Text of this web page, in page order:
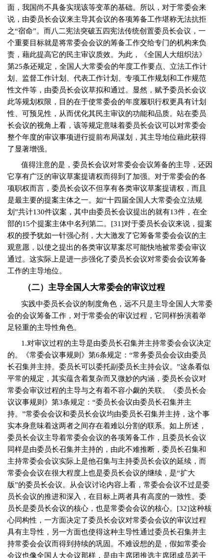
面，我国尚不具备实现该等变革的基础。所以，对于常委会来
说，由委员长会议来主导其会议的各项筹备工作堪称无法抗拒
之“宿命”。而八二宪法突破五四宪法传统创置委员长会议，一
个重要目标就是将常委会会议的筹备工作交给专门的机构来负
责，藉此提高它的民主审议质效。为此，《全国人大组织法》
第25条还规定，全国人大常委会的年度工作要点、立法工作计
划、监督工作计划、代表工作计划、专项工作规划和工作规范
性文件等，由委员长会议草拟和通过。显然，赋予委员长会议
此等规划权限，目的在于使常委会的年度履职行权更具有计划
性、可预见性，从而优化其民主审议的功能和品质。站在委员
长会议的视角上看，该等规定意味着委员长会议可以对常委会
整个年度的审议事项进行提前布局谋划，其主导地位藉此获得
了显著增强。
值得注意的是，委员长会议对常委会会议筹备的主导，还因
它享有广泛的审议草案提请权而得到了加强。对于常委会的各
项职权而言，委员长会议不但享有各类审议草案提请权，而且
是最主要的提案主体之一。如“十四届全国人大常委会立法规
划”共计130件议案，其中由委员长会议提出的就有13件，在全
部的15个提案主体中名列第二。 [31]对于委员长会议来说，提案
权的授予犹如一针强心剂，大大激发了它筹备常委会会议的主
观意愿，以使之提出的各类审议草案尽可能快地被常委会审议
通过。这实际上是进一步强化了委员长会议对常委会会议筹备
工作的主导地位。
（二）主导全国人大常委会的审议过程
实践中委员长会议的制度角色，远不只是主导全国人大常委
会的会议筹备工作，对于常委会的审议过程，它同样扮演着举
足轻重的主导性角色。
1.对审议过程的主导是由委员长召集并主持常委会会议决定
的。《常委会议事规则》第6条规定：“常务委员会会议由委员
长召集并主持。委员长可以委托副委员长主持会议。”这条看似
平常的规定，其实蕴含着复杂而又微妙的内涵，委员长会议对
常委会审议过程的主导与之有着不容小觑的关联。《委员长会
议议事规则》第3条规定：“委员长会议由委员长召集并主
持。”常委会会议和委员长会议均由委员长召集并主持，这个事
实本身意味着这两者之间存在着难以分割的联系。如上所述，
委员长会议主导着常委会会议的各项筹备工作，且委员长会议
同样是由委员长召集并主持的，由此不难推断，委员长召集和
主持常委会会议实际上是他召集与主持委员长会议的延续，而
常委会会议在很大程度上也是委员长会议的继续，是“扩大
版”的委员长会议。从会议讨论内容上看，常委会会议不过是委
员长会议的推进和深入，在目标上两者具有高度的一致性。委
员长是委员长会议的核心，也是常委会会议的核心。 [32]这种核
心同构性，一方面决定了委员长会议对常委会会议的审议过程
具有主导性，另一方面也使得这种主导性通过委员长召集并主
持常委会会议而得到持续的巩固。不难设想的是，假如常委会
会议也像全国人大会议那样，是由主席团推选主席团成员若干